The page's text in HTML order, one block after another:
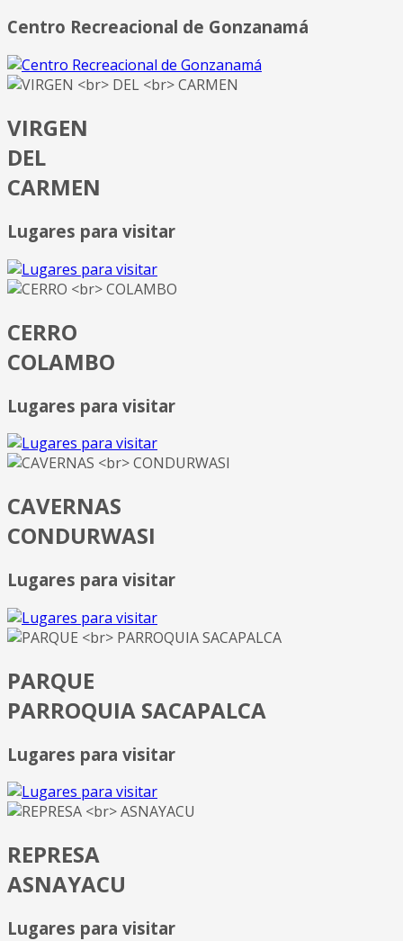
Centro Recreacional de Gonzanamá
VIRGEN
DEL
CARMEN
Lugares para visitar
CERRO
COLAMBO
Lugares para visitar
CAVERNAS
CONDURWASI
Lugares para visitar
PARQUE
PARROQUIA SACAPALCA
Lugares para visitar
REPRESA
ASNAYACU
Lugares para visitar